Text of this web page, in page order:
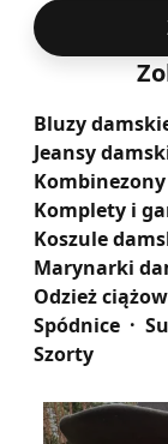
Bluzy
Jeansy
Komplety i
Koszule
Marynarki
Odzież
Spódnice
Szorty